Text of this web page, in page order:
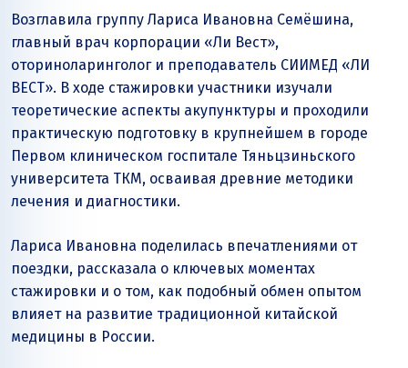
Возглавила группу Лариса Ивановна Семёшина,
главный врач корпорации «Ли Вест»,
оториноларинголог и преподаватель СИИМЕД «ЛИ
ВЕСТ». В ходе стажировки участники изучали
теоретические аспекты акупунктуры и проходили
практическую подготовку в крупнейшем в городе
Первом клиническом госпитале Тяньцзиньского
университета ТКМ, осваивая древние методики
лечения и диагностики.
Лариса Ивановна поделилась впечатлениями от
поездки, рассказала о ключевых моментах
стажировки и о том, как подобный обмен опытом
влияет на развитие традиционной китайской
медицины в России.